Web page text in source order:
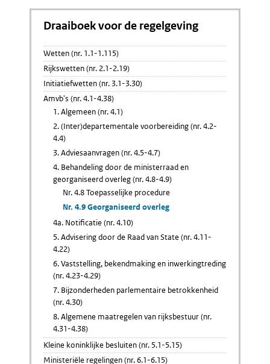
Draaiboek voor de regelgeving
Wetten (nr. 1.1-1.115)
Rijkswetten (nr. 2.1-2.19)
Initiatiefwetten (nr. 3.1-3.30)
Amvb's (nr. 4.1-4.38)
1. Algemeen (nr. 4.1)
2. (Inter)departementale voorbereiding (nr. 4.2-
4.4)
3. Adviesaanvragen (nr. 4.5-4.7)
4. Behandeling door de ministerraad en
georganiseerd overleg (nr. 4.8-4.9)
Nr. 4.8 Toepasselijke procedure
Nr. 4.9 Georganiseerd overleg
4a. Notificatie (nr. 4.10)
5. Advisering door de Raad van State (nr. 4.11-
4.22)
6. Vaststelling, bekendmaking en inwerkingtreding
(nr. 4.23-4.29)
7. Bijzonderheden parlementaire betrokkenheid
(nr. 4.30)
8. Algemene maatregelen van rijksbestuur (nr.
4.31-4.38)
Kleine koninklijke besluiten (nr. 5.1-5.15)
Ministeriële regelingen (nr. 6.1-6.15)